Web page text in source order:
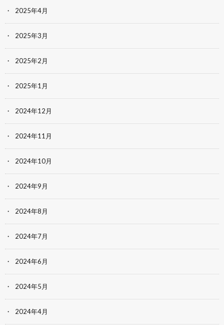
2025年4月
2025年3月
2025年2月
2025年1月
2024年12月
2024年11月
2024年10月
2024年9月
2024年8月
2024年7月
2024年6月
2024年5月
2024年4月